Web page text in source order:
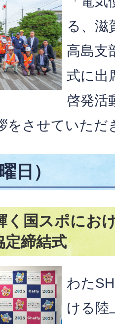
る、滋
高島支
式に出
啓発活
をさせていただ
日）
く国スポにお
定締結式
わた
ける陸